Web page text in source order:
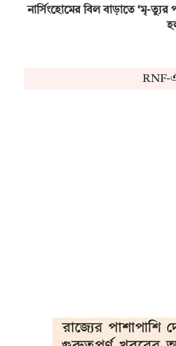
নার্সিং‌হোমের বিল বাড়াতে ‘মৃ-
RNF-এ